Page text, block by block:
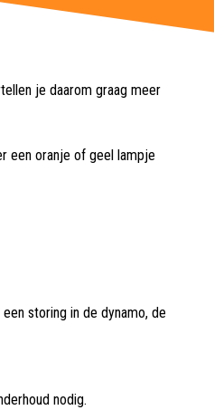
je daarom graag meer
een oranje of geel lampje
storing in de dynamo, de
nodig.